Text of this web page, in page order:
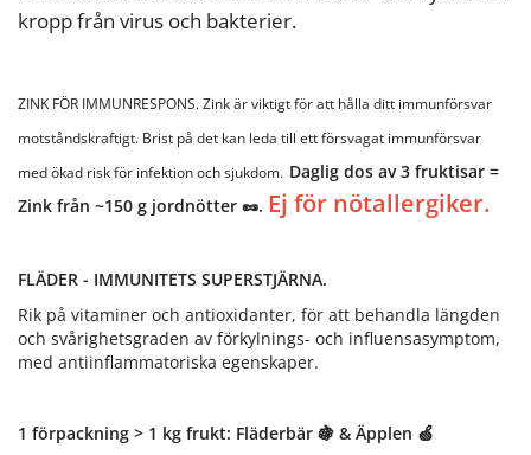
kropp från virus och bakterier.
ZINK FÖR IMMUNRESPONS. Zink är viktigt för att hålla ditt immunförsvar
motståndskraftigt. Brist på det kan leda till ett försvagat immunförsvar
med ökad risk för infektion och sjukdom. Daglig dos av 3 fruktisar =
Zink från ~150 g jordnötter 🥜. Ej för nötallergiker.
FLÄDER - IMMUNITETS SUPERSTJÄRNA.
Rik på vitaminer och antioxidanter, för att behandla längden
och svårighetsgraden av förkylnings- och influensasymptom,
med antiinflammatoriska egenskaper.
1 förpackning > 1 kg frukt: Fläderbär 🍇 & Äpplen 🍏